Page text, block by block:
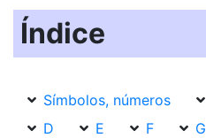
Índice
Símbolos, números
D
E F G